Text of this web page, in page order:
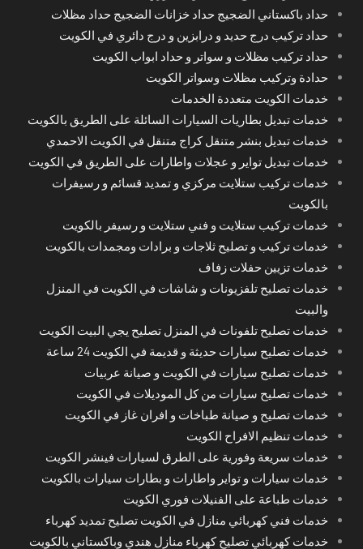
حداد باكستاني الضجيج حداد خزانات الضجيج حداد مظلات
حداد تركيب درج حديد و درابزين و درج دائري في الكويت
حداد تركيب مظلات و سواتر و حداد ابواب الكويت
حدادة وتركيب مظلات وسواتر الكويت
خدمات الكويت متعددة الخدمات
خدمات تبديل بطاريات السيارات السائلة على الطريق بالكويت
خدمات تبديل بنشر متنقل كراج متنقل في الكويت الاحمدي
خدمات تبديل تواير و عجلات واطارات على الطريق في الكويت
خدمات تركيب ستلايت مركزي و تمديد قسائم و رسيفرات
بالكويت
خدمات تركيب ستلايت و فني ستلايت و رسيفر بالكويت
خدمات تركيب و تصليح ثلاجات و برادات ومجمدات بالكويت
خدمات تزيين حفلات زفاف
خدمات تصليح تلفزيونات و شاشات في الكويت في المنزل
والبيت
خدمات تصليح تلفونات في المنزل تصليح يجي البيت الكويت
خدمات تصليح سيارات حديثة و قديمة في الكويت 24 ساعة
خدمات تصليح سيارات في الكويت و صيانة عربيات
خدمات تصليح سيارات من كل الموديلات في الكويت
خدمات تصليح و صيانة طباخات و افران غاز في الكويت
خدمات تنظيم الافراح الكويت
خدمات سريعة وفورية على الطرق لسيارات فينشر الكويت
خدمات سيارات و تواير واطارات و بطارات سيارات بالكويت
خدمات طباعة على الفنيلات فوري الكويت
خدمات فني كهربائي منازل في الكويت تصليح تمديد كهرباء
خدمات كهربائي تصليح كهرباء منازل هندي وباكستاني بالكويت